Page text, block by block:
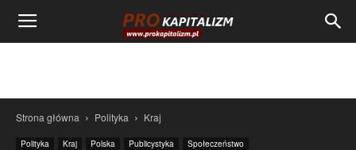
Strona główna Polityka Kraj
Polityka Kraj Polska Publicystyka Społeczeństwo